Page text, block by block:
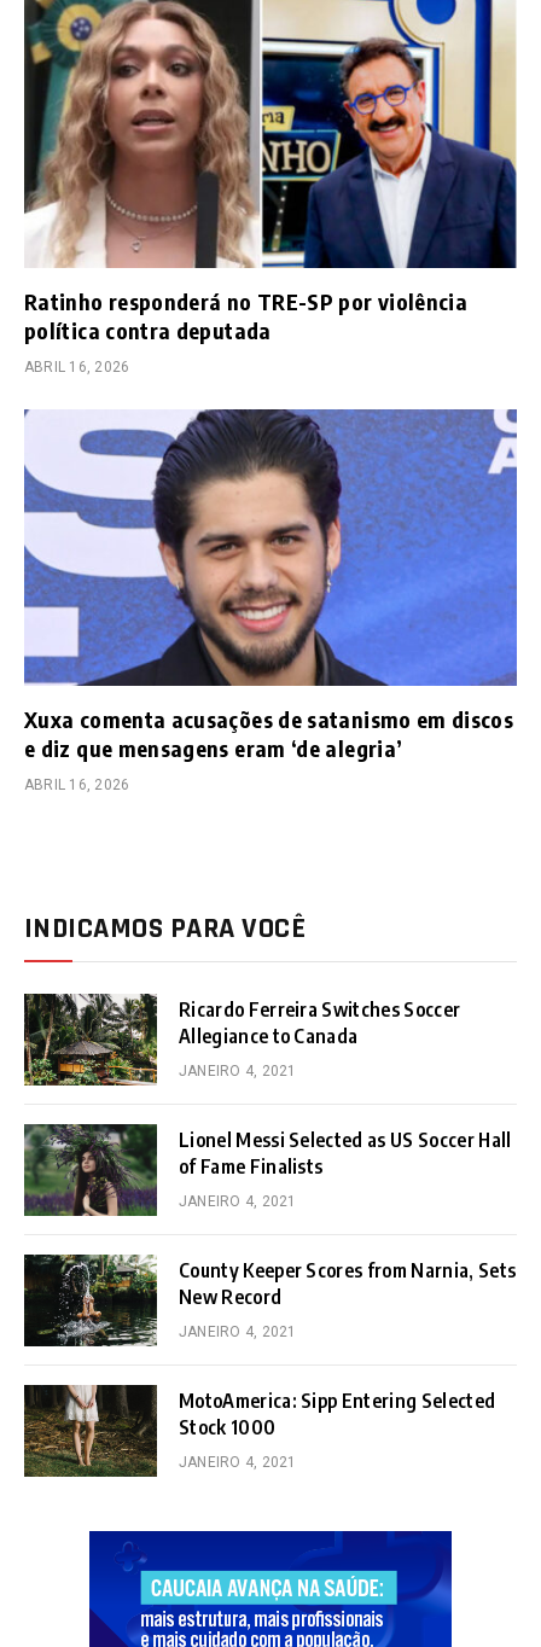
Ratinho responderá no TRE-SP por violência
política contra deputada
ABRIL 16, 2026
Xuxa comenta acusações de satanismo em discos
e diz que mensagens eram ‘de alegria’
ABRIL 16, 2026
INDICAMOS PARA VOCÊ
Ricardo Ferreira Switches Soccer
Allegiance to Canada
JANEIRO 4, 2021
Lionel Messi Selected as US Soccer Hall
of Fame Finalists
JANEIRO 4, 2021
County Keeper Scores from Narnia, Sets
New Record
JANEIRO 4, 2021
MotoAmerica: Sipp Entering Selected
Stock 1000
JANEIRO 4, 2021